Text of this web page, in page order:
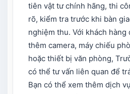
tiên vật tư chính hãng, thi
rõ, kiểm tra trước khi bàn
nghiệm thu. Với khách hàng
thêm camera, máy chiếu
hoặc thiết bị văn phòng,
có thể tư vấn liên quan để
Bạn có thể xem thêm dịch vụ